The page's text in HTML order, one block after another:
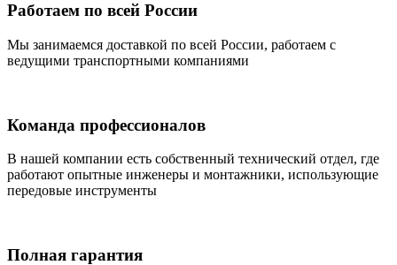
Работаем по всей России
Мы занимаемся доставкой по всей России, работаем с
ведущими транспортными компаниями
Команда профессионалов
В нашей компании есть собственный технический отдел, где
работают опытные инженеры и монтажники, использующие
передовые инструменты
Полная гарантия